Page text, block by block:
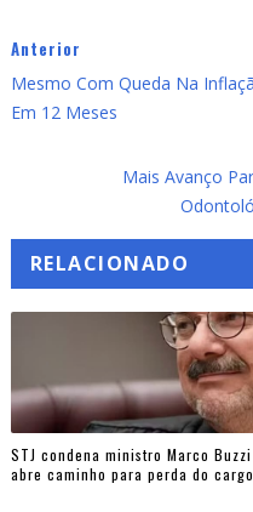
Anterior
Mesmo Com Queda Na
Em 12 Meses
Mais Avanço
RELACIONADO
STJ condena ministro Marco
abre caminho para perda do cargo